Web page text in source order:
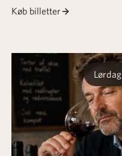
Maria. Vi får besøg af
Køb billetter